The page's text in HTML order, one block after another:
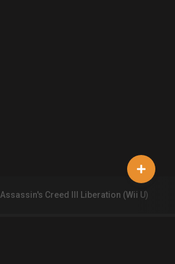
Assassin's Creed III Liberation (Wii U)